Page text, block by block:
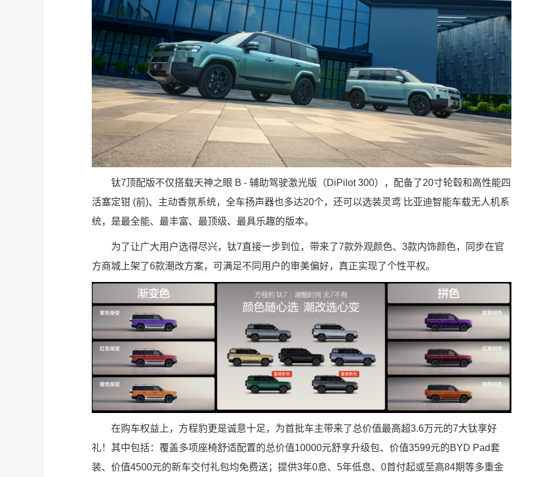
钛7顶配版不仅搭载天神之眼 B - 辅助驾驶激光版（DiPilot 300），配备了20寸轮毂和高性能四
活塞定钳 (前)、主动香氛系统，全车扬声器也多达20个，还可以选装灵鸢 比亚迪智能车载无人机系
统，是最全能、最丰富、最顶级、最具乐趣的版本。
为了让广大用户选得尽兴，钛7直接一步到位，带来了7款外观颜色、3款内饰颜色，同步在官
方商城上架了6款潮改方案，可满足不同用户的审美偏好，真正实现了个性平权。
在购车权益上，方程豹更是诚意十足，为首批车主带来了总价值最高超3.6万元的7大钛享好
礼！其中包括：覆盖多项座椅舒适配置的总价值10000元舒享升级包、价值3599元的BYD Pad套
装、价值4500元的新车交付礼包均免费送；提供3年0息、5年低息、0首付起或至高84期等多重金